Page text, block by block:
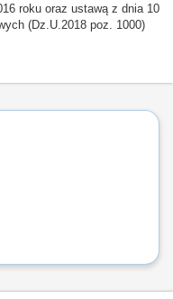
roku oraz ustawą z dnia 10
(Dz.U.2018 poz. 1000)